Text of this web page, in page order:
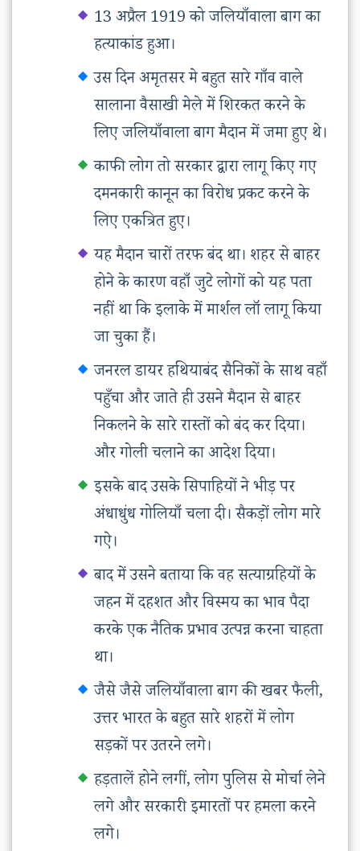
13 अप्रैल 1919 को जलियाँवाला बाग का
हत्याकांड हुआ।
उस दिन अमृतसर मे बहुत सारे गाँव वाले
सालाना वैसाखी मेले में शिरकत करने के
लिए जलियाँवाला बाग मैदान में जमा हुए थे।
काफी लोग तो सरकार द्वारा लागू किए गए
दमनकारी कानून का विरोध प्रकट करने के
लिए एकत्रित हुए।
यह मैदान चारों तरफ बंद था। शहर से बाहर
होने के कारण वहाँ जुटे लोगों को यह पता
नहीं था कि इलाके में मार्शल लॉ लागू किया
जा चुका हैं।
जनरल डायर हथियाबंद सैनिकों के साथ वहाँ
पहुँचा और जाते ही उसने मैदान से बाहर
निकलने के सारे रास्तों को बंद कर दिया।
और गोली चलाने का आदेश दिया।
इसके बाद उसके सिपाहियों ने भीड़ पर
अंधाधुंध गोलियाँ चला दी। सैकड़ों लोग मारे
गऐ।
बाद में उसने बताया कि वह सत्याग्रहियों के
जहन में दहशत और विस्मय का भाव पैदा
करके एक नैतिक प्रभाव उत्पन्न करना चाहता
था।
जैसे जैसे जलियाँवाला बाग की खबर फैली,
उत्तर भारत के बहुत सारे शहरों में लोग
सड़कों पर उतरने लगे।
हड़तालें होने लगीं, लोग पुलिस से मोर्चा लेने
लगे और सरकारी इमारतों पर हमला करने
लगे।